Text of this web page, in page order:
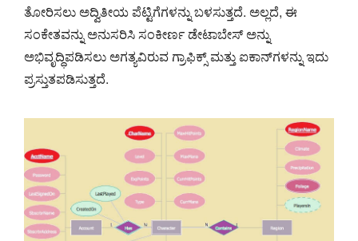
ತೋರಿಸಲು ಅದ್ವಿತೀಯ ಪೆಟ್ಟಿಗೆಗಳನ್ನು ಬಳಸುತ್ತದೆ. ಅಲ್ಲದೆ, ಈ
ಸಂಕೇತವನ್ನು ಅನುಸರಿಸಿ ಸಂಕೀರ್ಣ ಡೇಟಾಬೇಸ್ ಅನ್ನು
ಅಭಿವೃದ್ಧಿಪಡಿಸಲು ಅಗತ್ಯವಿರುವ ಗ್ರಾಫಿಕ್ಸ್ ಮತ್ತು ಐಕಾನ್‌ಗಳನ್ನು ಇದು
ಪ್ರಸ್ತುತಪಡಿಸುತ್ತದೆ.